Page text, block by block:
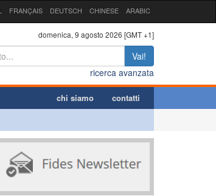
FRANÇAIS DEUTSCH CHINESE ARABIC
domenica, 9 agosto 2026 [GMT +1]
Vai!
ricerca avanzata
chi siamo contatti